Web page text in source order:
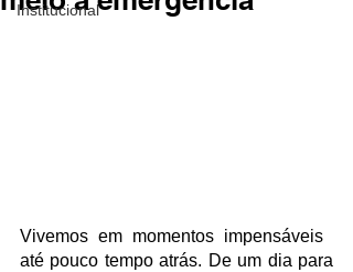
Institucional
Vivemos em momentos impensáveis ​​
até pouco tempo atrás. De um dia para